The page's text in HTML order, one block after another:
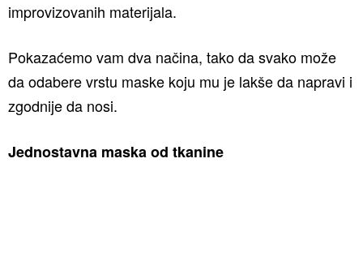
improvizovanih materijala.
Pokazaćemo vam dva načina, tako da svako može
da odabere vrstu maske koju mu je lakše da napravi i
zgodnije da nosi.
Jednostavna maska od tkanine